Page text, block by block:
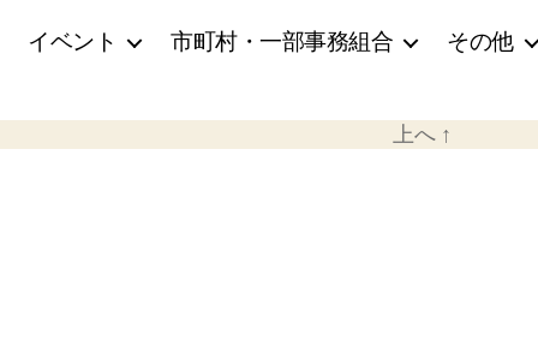
イベント 市町村・一部事務組合 その他
上へ ↑